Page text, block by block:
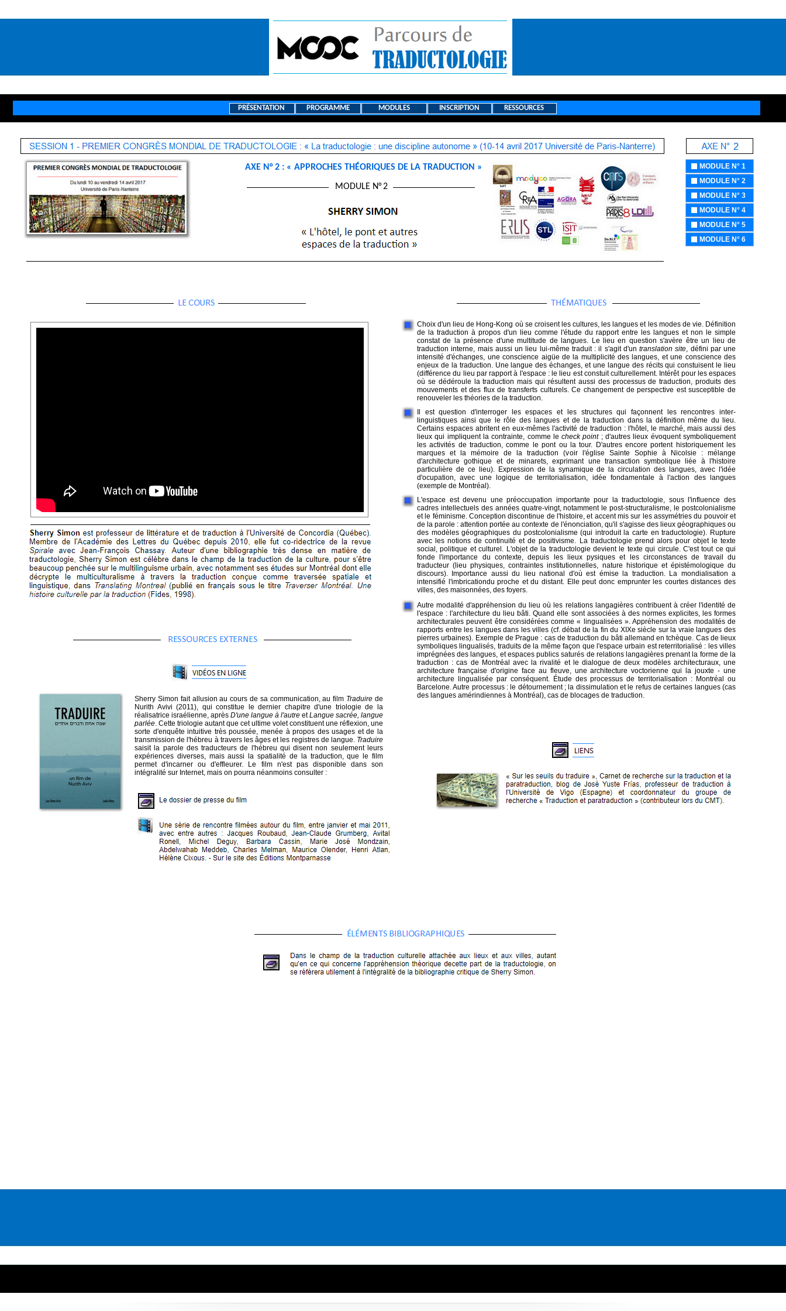
///
INSCRIPTION RESSOURCES
MODULE N° 2
AXE N° 2 : « APPROCHES THÉORIQUES DE LA TRADUCTION »
Choix d'un lieu de Hong-Kong où se croisent les cultures, les langues et les modes de vie. Définition
de la traduction à propos d'un lieu comme l'étude du rapport entre les langues et non le simple
constat de la présence d'une multitude de langues. Le lieu en question s'avère être un lieu de
traduction interne, mais aussi un lieu lui-même traduit : il s'agit d'un translation site, défini par une
intensité d'échanges, une conscience aigüe de la multiplicité des langues, et une conscience des
enjeux de la traduction. Une langue des échanges, et une langue des récits qui constuisent le lieu
(différence du lieu par rapport à l'espace : le lieu est constuit culturellement. Intérêt pour les espaces
où se dédéroule la traduction mais qui résultent aussi des processus de traduction, produits des
mouvements et des flux de transferts culturels. Ce changement de perspective est susceptible de
renouveler les théories de la traduction.
Il est question d'interroger les espaces et les structures qui façonnent les rencontres inter-
linguistiques ainsi que le rôle des langues et de la traduction dans la définition même du lieu.
Certains espaces abritent en eux-mêmes l'activité de traduction : l'hôtel, le marché, mais aussi des
lieux qui impliquent la contrainte, comme lecheck point; d'autres lieux évoquent symboliquement
les activités de traduction, comme le pont ou la tour. D'autres encore portent historiquement les
marques et la mémoire de la traduction (voir l'église Sainte Sophie à Nicolsie : mélange
d'architecture gothique et de minarets, exprimant une transaction symbolique liée à l'histoire
particulière de ce lieu). Expression de la synamique de la circulation des langues, avec l'idée
d'ocupation, avec une logique de territorialisation, idée fondamentale à l'action des langues
(exemple de Montréal).
L'espace est devenu une préoccupation importante pour la traductologie, sous l'influence des
cadres intellectuels des années quatre-vingt, notamment le post-structuralisme, le postcolonialisme
et le féminisme. Conception discontinue de l'histoire, et accent mis sur les assymétries du pouvoir et
de la parole : attention portée au contexte de l'énonciation, qu'il s'agisse des lieux géographiques ou
des modèles géographiques du postcolonialisme (qui introduit la carte en traductologie). Rupture
avec les notions de continuité et de positivisme. La traductologie prend alors pour objet le texte
social, politique et culturel. L'objet de la traductologie devient le texte qui circule. C'est tout ce qui
fonde l'importance du contexte, depuis les lieux pysiques et les circonstances de travail du
traducteur (lieu physiques, contraintes institutionnelles, nature historique et épistémologique du
discours). Importance aussi du lieu national d'où est émise la traduction. La mondialisation a
intensifié l'imbricationdu proche et du distant. Elle peut donc emprunter les courtes distances des
villes, des maisonnées, des foyers.
Autre modalité d'appréhension du lieu où les relations langagières contribuent à créer l'identité de
l'espace : l'architecture du lieu bâti. Quand elle sont associées à des normes explicites, les formes
architecturales peuvent être considérées comme « lingualisées ». Appréhension des modalités de
rapports entre les langues dans les villes (cf. débat de la fin du XIXe siècle sur la vraie langues des
pierres urbaines). Exemple de Prague : cas de traduction du bâti allemand en tchèque. Cas de lieux
symboliques lingualisés, traduits de la même façon que l'espace urbain est reterritorialisé : les villes
imprégnées des langues, et espaces publics saturés de relations langagières prenant la forme de la
traduction : cas de Montréal avec la rivalité et le dialogue de deux modèles architecturaux, une
architecture française d'origine face au fleuve, une architecture voctorienne qui la jouxte - une
architecture lingualisée par conséquent. Étude des processus de territorialisation : Montréal ou
Barcelone. Autre processus : le détournement ; la dissimulation et le refus de certaines langues (cas
des langues amérindiennes à Montréal), cas de blocages de traduction.
Sherry Simon fait allusion au cours de sa communication, au film Traduire de
Nurith Avivi (2011), qui constitue le dernier chapitre d'une triologie de la
réalisatrice israélienne, après D'une langue à l'autre etLangue sacrée, langue
parlée. Cette triologie autant que cet ultime volet constituent une réflexion, une
sorte d'enquête intuitive très poussée, menée à propos des usages et de la
transmission de l'hébreu à travers les âges et les registres de langue. Traduire
saisit la parole des traducteurs de l'hébreu qui disent non seulement leurs
expériences diverses, mais aussi la spatialité de la traduction, que le film
permet d'incarner ou d'effleurer. Le film n'est pas disponible dans son
intégralité sur Internet, mais on pourra néanmoins consulter :
MODULE N° 1
MODULE N° 2
MODULE N° 3
MODULE N° 5
MODULE N° 6
MODULE N° 4
PRÉSENTATION PROGRAMME MODULES